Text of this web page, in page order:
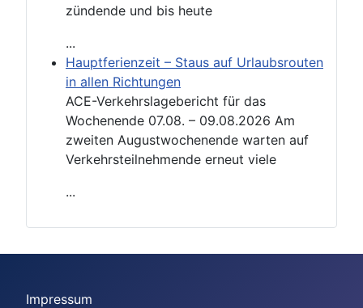
zündende und bis heute
...
Hauptferienzeit – Staus auf Urlaubsrouten
in allen Richtungen
ACE-Verkehrslagebericht für das
Wochenende 07.08. – 09.08.2026 Am
zweiten Augustwochenende warten auf
Verkehrsteilnehmende erneut viele
...
Impressum